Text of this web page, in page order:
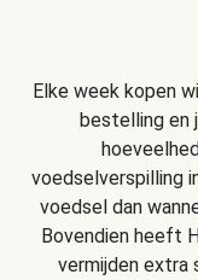
Elke week kopen
bestelling en
voedselverspilling
voedsel dan
Bovendien heeft
vermijden extra